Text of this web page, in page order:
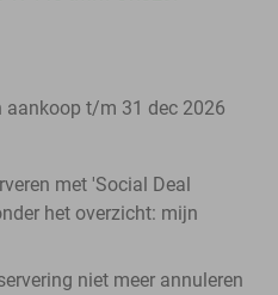
t/m 31 dec 2026
met 'Social Deal
het overzicht: mijn
niet meer annuleren